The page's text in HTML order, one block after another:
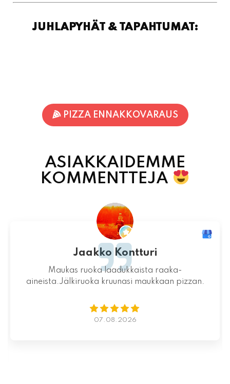
JUHLAPYHÄT & TAPAHTUMAT:
PIZZA ENNAKKOVARAUS
ASIAKKAIDEMME
KOMMENTTEJA
Jaakko Kontturi
Maukas ruoka laadukkaista raaka-
aineista.Jälkiruoka kruunasi maukkaan pizzan.
07.08.2026